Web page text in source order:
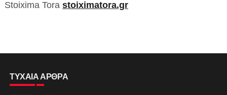
Stoixima Tora stoiximatora.gr
ΤΥΧΑΙΑ ΑΡΘΡΑ